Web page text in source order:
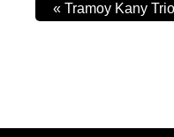
« Tramoy Kany Trio